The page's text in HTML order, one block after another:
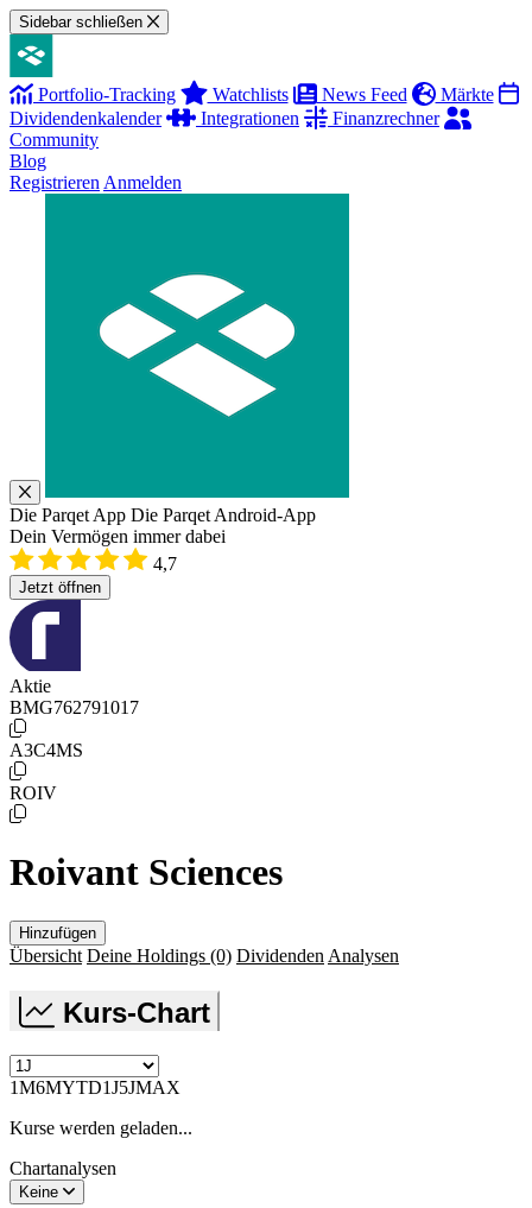
Sidebar schließen
Portfolio-Tracking Watchlists News Feed
Märkte
Dividendenkalender
Integrationen
Finanzrechner
Community
Blog
Registrieren Anmelden
Die Parqet App Die Parqet Android-App
Dein Vermögen immer dabei
4,7
Jetzt öffnen
Aktie
BMG762791017
A3C4MS
ROIV
Roivant Sciences
Hinzufügen
Übersicht Deine Holdings (0) Dividenden Analysen
Kurs-Chart
1M6MYTD1J5JMAX
Kurse werden geladen...
Chartanalysen
Keine